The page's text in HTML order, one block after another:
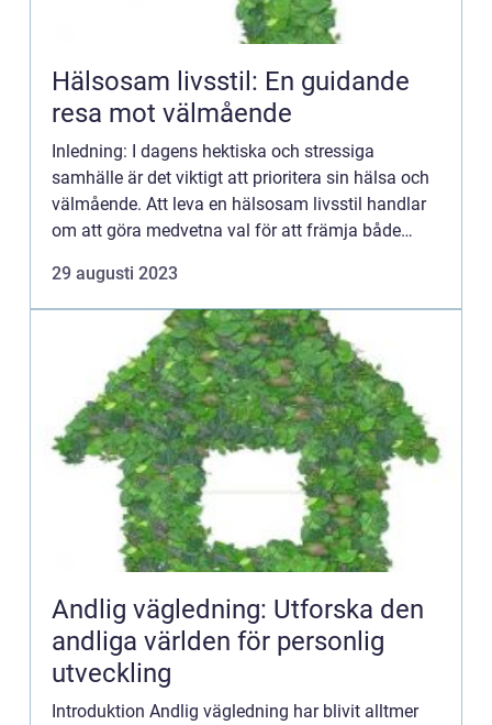
Hälsosam livsstil: En guidande
resa mot välmående
Inledning: I dagens hektiska och stressiga
samhälle är det viktigt att prioritera sin hälsa och
välmående. Att leva en hälsosam livsstil handlar
om att göra medvetna val för att främja både
att utfor...
29 augusti 2023
Andlig vägledning: Utforska den
andliga världen för personlig
utveckling
Introduktion Andlig vägledning har blivit alltmer